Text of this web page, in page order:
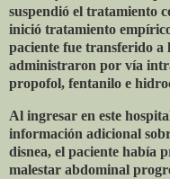
suspendió el tratamiento
inició tratamiento
paciente fue transferido a
administraron por vía
propofol, fentanilo e
Al ingresar en este
información adicional
disnea, el paciente había
malestar abdominal